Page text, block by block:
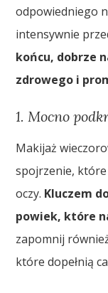
odpowiedniego
intensywnie
końcu, dobrze
zdrowego i
1. Mocno
Makijaż
spojrzenie,
oczy. Kluczem
powiek, które
zapomnij
które dopełnią